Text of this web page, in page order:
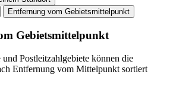
Entfernung vom Gebietsmittelpunkt
Gebietsmittelpunkt
Postleitzahlgebiete können die
Entfernung vom Mittelpunkt sortiert